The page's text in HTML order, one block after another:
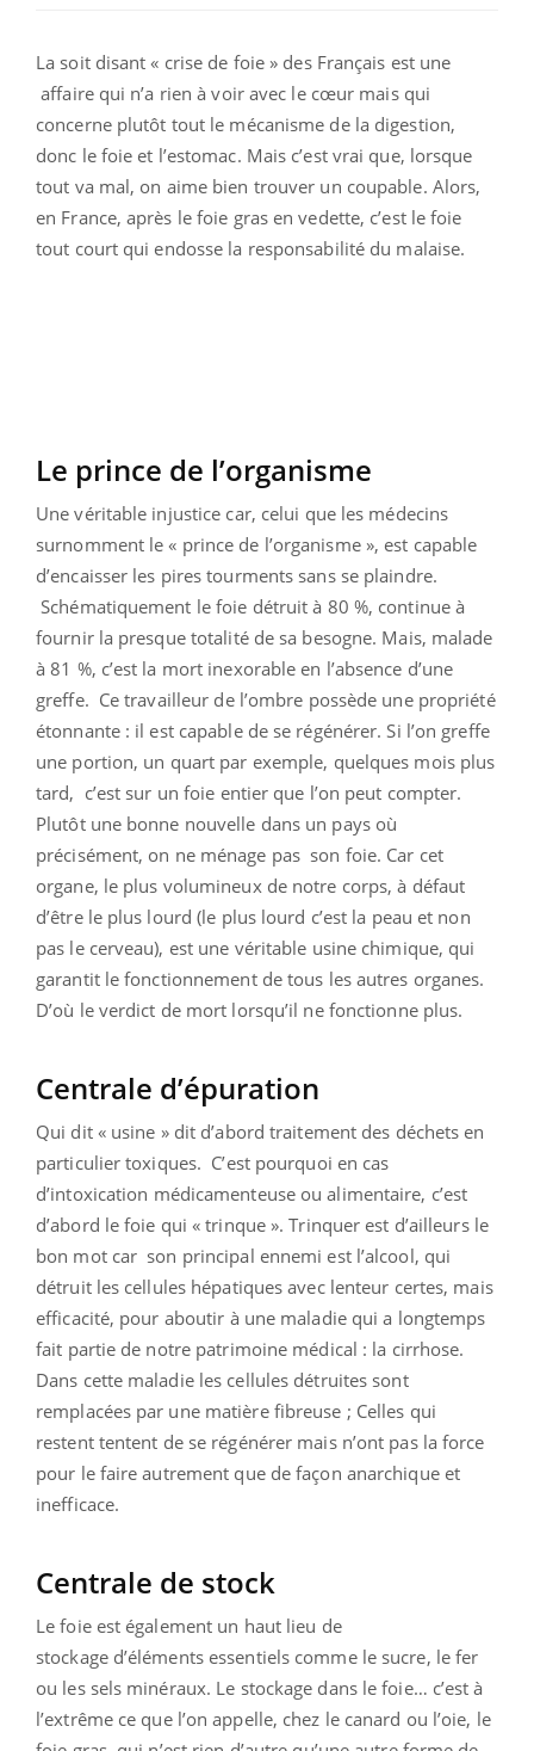
La soit disant « crise de foie » des Français est une
affaire qui n’a rien à voir avec le cœur mais qui
concerne plutôt tout le mécanisme de la digestion,
donc le foie et l’estomac. Mais c’est vrai que, lorsque
tout va mal, on aime bien trouver un coupable. Alors,
en France, après le foie gras en vedette, c’est le foie
tout court qui endosse la responsabilité du malaise.
Le prince de l’organisme
Une véritable injustice car, celui que les médecins
surnomment le « prince de l’organisme », est capable
d’encaisser les pires tourments sans se plaindre.
Schématiquement le foie détruit à 80 %, continue à
fournir la presque totalité de sa besogne. Mais, malade
à 81 %, c’est la mort inexorable en l’absence d’une
greffe. Ce travailleur de l’ombre possède une propriété
étonnante : il est capable de se régénérer. Si l’on greffe
une portion, un quart par exemple, quelques mois plus
tard, c’est sur un foie entier que l’on peut compter.
Plutôt une bonne nouvelle dans un pays où
précisément, on ne ménage pas son foie. Car cet
organe, le plus volumineux de notre corps, à défaut
d’être le plus lourd (le plus lourd c’est la peau et non
pas le cerveau), est une véritable usine chimique, qui
garantit le fonctionnement de tous les autres organes.
D’où le verdict de mort lorsqu’il ne fonctionne plus.
Centrale d’épuration
Qui dit « usine » dit d’abord traitement des déchets en
particulier toxiques. C’est pourquoi en cas
d’intoxication médicamenteuse ou alimentaire, c’est
d’abord le foie qui « trinque ». Trinquer est d’ailleurs le
bon mot car son principal ennemi est l’alcool, qui
détruit les cellules hépatiques avec lenteur certes, mais
efficacité, pour aboutir à une maladie qui a longtemps
fait partie de notre patrimoine médical : la cirrhose.
Dans cette maladie les cellules détruites sont
remplacées par une matière fibreuse ; Celles qui
restent tentent de se régénérer mais n’ont pas la force
pour le faire autrement que de façon anarchique et
inefficace.
Centrale de stock
Le foie est également un haut lieu de
stockage d’éléments essentiels comme le sucre, le fer
ou les sels minéraux. Le stockage dans le foie… c’est à
l’extrême ce que l’on appelle, chez le canard ou l’oie, le